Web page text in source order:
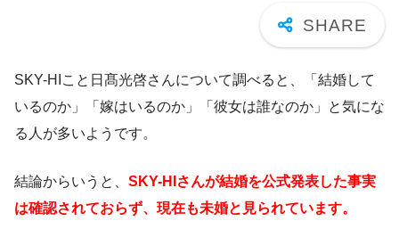
SKY-HIこと日髙光啓さんについて調べると、「結婚して
いるのか」「嫁はいるのか」「彼女は誰なのか」と気にな
る人が多いようです。
結論からいうと、 SKY-HIさんが結婚を公式発表した事実
は確認されておらず、現在も未婚と見られています。